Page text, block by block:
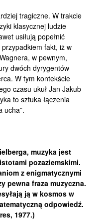
tragiczne. W trakcie
klasycznej ludzie
usiłują popełnić
fakt, iż w
w pewnym,
dwóch dyrygentów
W tym kontekście
czasu ukuł Jan Jakub
to sztuka łączenia
ucha”.
muzyka jest
pozaziemskimi.
z enigmatycznymi
pewna fraza muzyczna.
ją w kosmos w
odpowiedź.
1977.)